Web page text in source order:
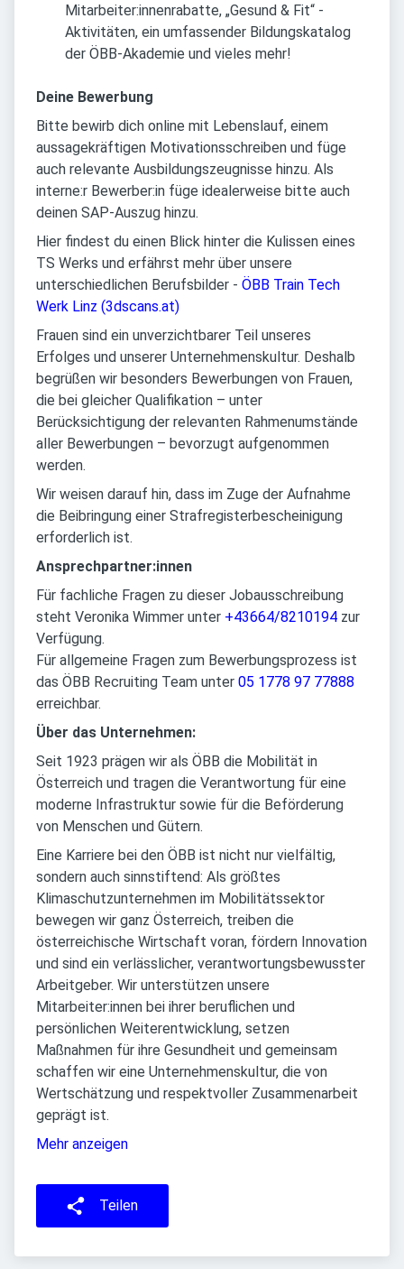
Mitarbeiter:innenrabatte, „Gesund & Fit“ -
Aktivitäten, ein umfassender Bildungskatalog
der ÖBB-Akademie und vieles mehr!
Deine Bewerbung
Bitte bewirb dich online mit Lebenslauf, einem
aussagekräftigen Motivationsschreiben und füge
auch relevante Ausbildungszeugnisse hinzu. Als
interne:r Bewerber:in füge idealerweise bitte auch
deinen SAP-Auszug hinzu.
Hier findest du einen Blick hinter die Kulissen eines
TS Werks und erfährst mehr über unsere
unterschiedlichen Berufsbilder - ÖBB Train Tech
Werk Linz (3dscans.at)
Frauen sind ein unverzichtbarer Teil unseres
Erfolges und unserer Unternehmenskultur. Deshalb
begrüßen wir besonders Bewerbungen von Frauen,
die bei gleicher Qualifikation – unter
Berücksichtigung der relevanten Rahmenumstände
aller Bewerbungen – bevorzugt aufgenommen
werden.
Wir weisen darauf hin, dass im Zuge der Aufnahme
die Beibringung einer Strafregisterbescheinigung
erforderlich ist.
Ansprechpartner:innen
Für fachliche Fragen zu dieser Jobausschreibung
steht Veronika Wimmer unter +43664/8210194 zur
Verfügung.
Für allgemeine Fragen zum Bewerbungsprozess ist
das ÖBB Recruiting Team unter 05 1778 97 77888
erreichbar.
Über das Unternehmen:
Seit 1923 prägen wir als ÖBB die Mobilität in
Österreich und tragen die Verantwortung für eine
moderne Infrastruktur sowie für die Beförderung
von Menschen und Gütern.
Eine Karriere bei den ÖBB ist nicht nur vielfältig,
sondern auch sinnstiftend: Als größtes
Klimaschutzunternehmen im Mobilitätssektor
bewegen wir ganz Österreich, treiben die
österreichische Wirtschaft voran, fördern Innovation
und sind ein verlässlicher, verantwortungsbewusster
Arbeitgeber. Wir unterstützen unsere
Mitarbeiter:innen bei ihrer beruflichen und
persönlichen Weiterentwicklung, setzen
Maßnahmen für ihre Gesundheit und gemeinsam
schaffen wir eine Unternehmenskultur, die von
Wertschätzung und respektvoller Zusammenarbeit
geprägt ist.
Mehr anzeigen
Teilen